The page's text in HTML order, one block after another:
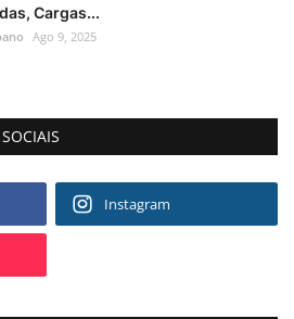
Cargas...
Ago 9, 2025
Instagram